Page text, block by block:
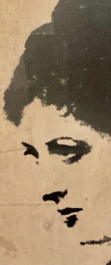
FONTANE-ORTE
FONTANE-PROJEKTE